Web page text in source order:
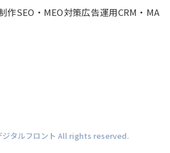
作SEO・MEO対策広告運用CRM・MA
タルフロント All rights reserved.